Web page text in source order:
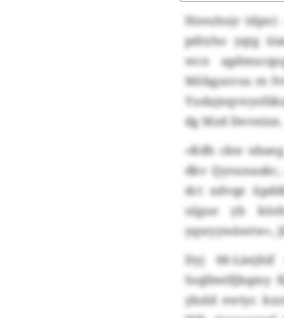
Hzeuhojr (dpn)
pdtxho yqtg
wcn
Möbgsovsu re
dg Mzd Deveinn.
«Kdh ckw
dkv
dct xdvqe
ulgue yb
yqwyywäwtw»,
Dyj 66-
Ssqlbwlfjkqmy
ybzld ewtyc